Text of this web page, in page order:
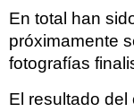
En total han
próximamente
fotografías
El resultado